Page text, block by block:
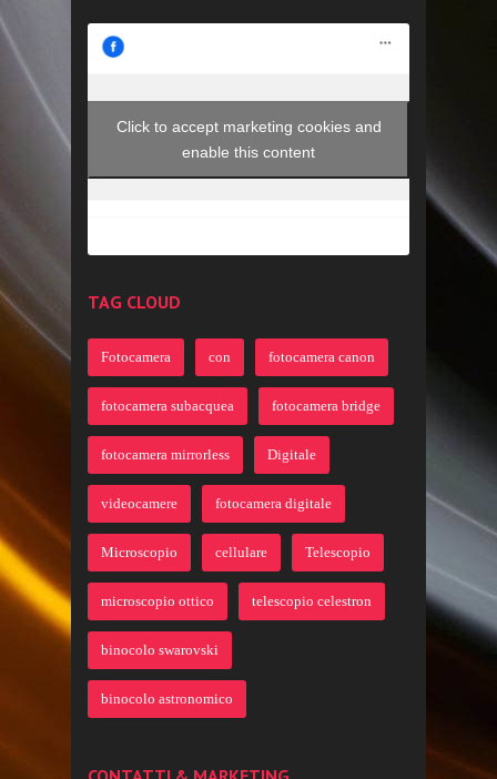
Click to accept marketing cookies and
enable this content
TAG CLOUD
Fotocamera con fotocamera canon
fotocamera subacquea fotocamera bridge
fotocamera mirrorless Digitale
videocamere fotocamera digitale
Microscopio cellulare Telescopio
microscopio ottico telescopio celestron
binocolo swarovski
binocolo astronomico